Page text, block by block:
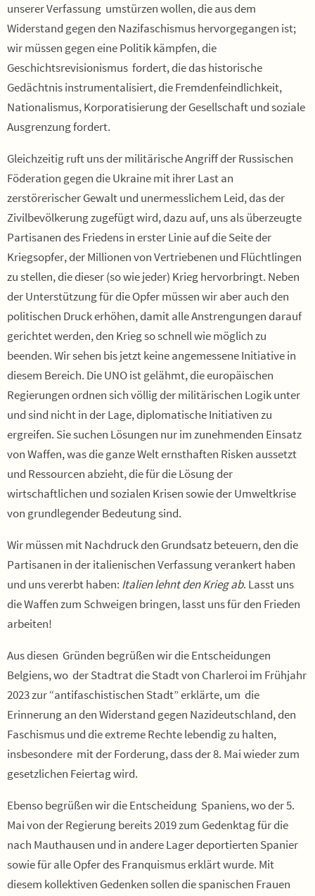
unserer Verfassung umstürzen wollen, die aus dem
Widerstand gegen den Nazifaschismus hervorgegangen ist;
wir müssen gegen eine Politik kämpfen, die
Geschichtsrevisionismus fordert, die das historische
Gedächtnis instrumentalisiert, die Fremdenfeindlichkeit,
Nationalismus, Korporatisierung der Gesellschaft und soziale
Ausgrenzung fordert.
Gleichzeitig ruft uns der militärische Angriff der Russischen
Föderation gegen die Ukraine mit ihrer Last an
zerstörerischer Gewalt und unermesslichem Leid, das der
Zivilbevölkerung zugefügt wird, dazu auf, uns als überzeugte
Partisanen des Friedens in erster Linie auf die Seite der
Kriegsopfer, der Millionen von Vertriebenen und Flüchtlingen
zu stellen, die dieser (so wie jeder) Krieg hervorbringt. Neben
der Unterstützung für die Opfer müssen wir aber auch den
politischen Druck erhöhen, damit alle Anstrengungen darauf
gerichtet werden, den Krieg so schnell wie möglich zu
beenden. Wir sehen bis jetzt keine angemessene Initiative in
diesem Bereich. Die UNO ist gelähmt, die europäischen
Regierungen ordnen sich völlig der militärischen Logik unter
und sind nicht in der Lage, diplomatische Initiativen zu
ergreifen. Sie suchen Lösungen nur im zunehmenden Einsatz
von Waffen, was die ganze Welt ernsthaften Risken aussetzt
und Ressourcen abzieht, die für die Lösung der
wirtschaftlichen und sozialen Krisen sowie der Umweltkrise
von grundlegender Bedeutung sind.
Wir müssen mit Nachdruck den Grundsatz beteuern, den die
Partisanen in der italienischen Verfassung verankert haben
und uns vererbt haben: Italien lehnt den Krieg ab. Lasst uns
die Waffen zum Schweigen bringen, lasst uns für den Frieden
arbeiten!
Aus diesen Gründen begrüßen wir die Entscheidungen
Belgiens, wo der Stadtrat die Stadt von Charleroi im Frühjahr
2023 zur “antifaschistischen Stadt” erklärte, um die
Erinnerung an den Widerstand gegen Nazideutschland, den
Faschismus und die extreme Rechte lebendig zu halten,
insbesondere mit der Forderung, dass der 8. Mai wieder zum
gesetzlichen Feiertag wird.
Ebenso begrüßen wir die Entscheidung Spaniens, wo der 5.
Mai von der Regierung bereits 2019 zum Gedenktag für die
nach Mauthausen und in andere Lager deportierten Spanier
sowie für alle Opfer des Franquismus erklärt wurde. Mit
diesem kollektiven Gedenken sollen die spanischen Frauen